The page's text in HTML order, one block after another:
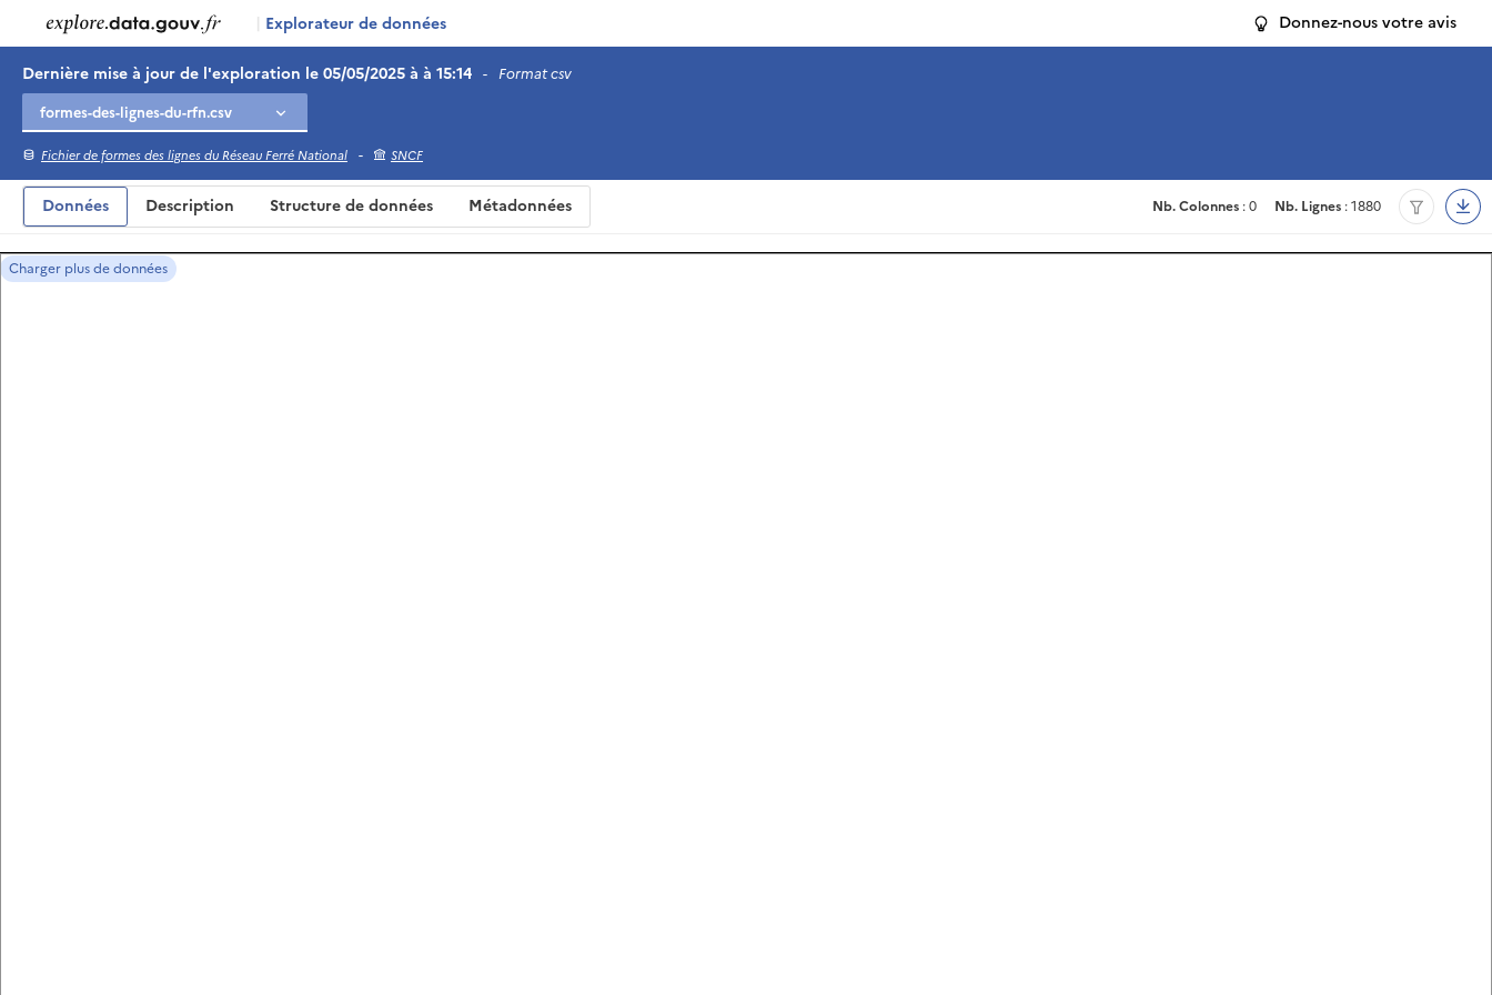
| Explorateur de données Donnez-nous votre avis
Dernière mise à jour de l'exploration le 05/05/2025 à à 15:14 - Format csv
Fichier de formes des lignes du Réseau Ferré National - SNCF
Nb. Colonnes : 0 Nb. Lignes : 1880
Données Description Structure de données Métadonnées
Charger plus de données